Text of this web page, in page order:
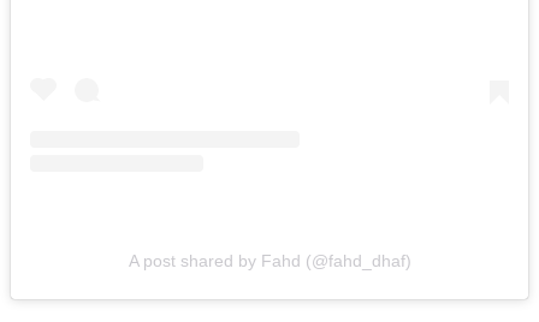
A post shared by Fahd (@fahd_dhaf)